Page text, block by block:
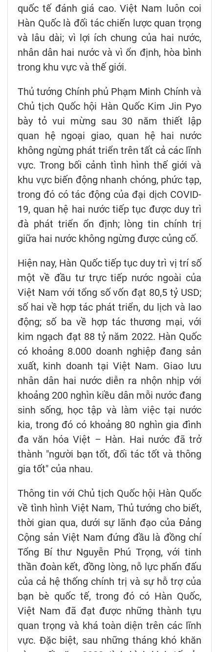
quốc tế đánh giá cao. Việt Nam luôn coi
Hàn Quốc là đối tác chiến lược quan trọng
và lâu dài; vì lợi ích chung của hai nước,
nhân dân hai nước và vì ổn định, hòa bình
trong khu vực và thế giới.
Thủ tướng Chính phủ Phạm Minh Chính và
Chủ tịch Quốc hội Hàn Quốc Kim Jin Pyo
bày tỏ vui mừng sau 30 năm thiết lập
quan hệ ngoại giao, quan hệ hai nước
không ngừng phát triển trên tất cả các lĩnh
vực. Trong bối cảnh tình hình thế giới và
khu vực biến động nhanh chóng, phức tạp,
trong đó có tác động của đại dịch COVID-
19, quan hệ hai nước tiếp tục được duy trì
đà phát triển ổn định; lòng tin chính trị
giữa hai nước không ngừng được củng cố.
Hiện nay, Hàn Quốc tiếp tục duy trì vị trí số
một về đầu tư trực tiếp nước ngoài của
Việt Nam với tổng số vốn đạt 80,5 tỷ USD;
số hai về hợp tác phát triển, du lịch và lao
động; số ba về hợp tác thương mại, với
kim ngạch đạt 88 tỷ năm 2022. Hàn Quốc
có khoảng 8.000 doanh nghiệp đang sản
xuất, kinh doanh tại Việt Nam. Giao lưu
nhân dân hai nước diễn ra nhộn nhịp với
khoảng 200 nghìn kiều dân mỗi nước đang
sinh sống, học tập và làm việc tại nước
kia, trong đó có khoảng 80 nghìn gia đình
đa văn hóa Việt – Hàn. Hai nước đã trở
thành "người bạn tốt, đối tác tốt và thông
gia tốt" của nhau.
Thông tin với Chủ tịch Quốc hội Hàn Quốc
về tình hình Việt Nam, Thủ tướng cho biết,
thời gian qua, dưới sự lãnh đạo của Đảng
Cộng sản Việt Nam đứng đầu là đồng chí
Tổng Bí thư Nguyễn Phú Trọng, với tinh
thần đoàn kết, đồng lòng, nỗ lực phấn đấu
của cả hệ thống chính trị và sự hỗ trợ của
bạn bè quốc tế, trong đó có Hàn Quốc,
Việt Nam đã đạt được những thành tựu
quan trọng và khá toàn diện trên các lĩnh
vực. Đặc biệt, sau những tháng khó khăn